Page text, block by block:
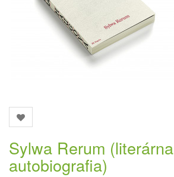
Sylwa Rerum (literárna
autobiografia)